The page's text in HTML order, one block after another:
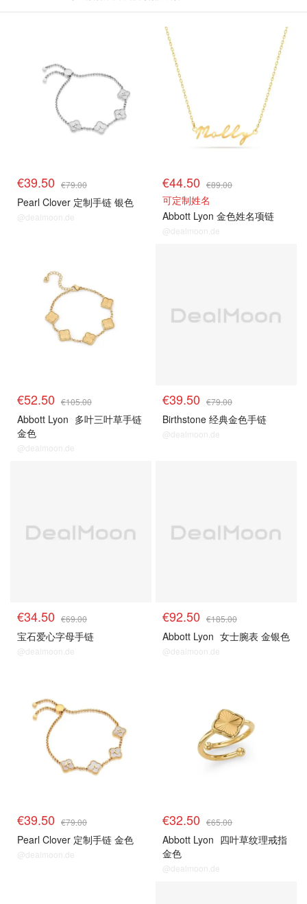
€39.50 €79.00
Pearl Clover 定制手链 银色
@dealmoon.de
€44.50 €89.00
可定制姓名
Abbott Lyon 金色姓名项链
@dealmoon.de
€52.50 €105.00
Abbott Lyon 多叶三叶草手链
金色
@dealmoon.de
€39.50 €79.00
Birthstone 经典金色手链
@dealmoon.de
€34.50 €69.00
宝石爱心字母手链
@dealmoon.de
€92.50 €185.00
Abbott Lyon 女士腕表 金银色
@dealmoon.de
€39.50 €79.00
Pearl Clover 定制手链 金色
@dealmoon.de
€32.50 €65.00
Abbott Lyon 四叶草纹理戒指
金色
@dealmoon.de